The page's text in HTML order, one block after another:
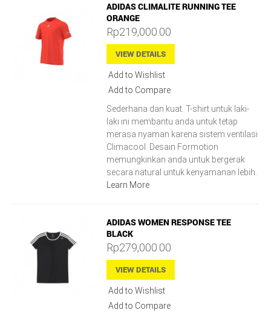
ADIDAS CLIMALITE RUNNING TEE
ORANGE
Rp219,000.00
VIEW DETAILS
Add to Wishlist
Add to Compare
Sederhana dan kuat. T-shirt untuk laki-
laki ini membantu anda untuk tetap
merasa nyaman karena sistem ventilasi
Climacool. Desain Formotion
memungkinkan anda untuk bergerak
secara natural untuk kenyamanan lebih.
Learn More
ADIDAS WOMEN RESPONSE TEE
BLACK
Rp279,000.00
VIEW DETAILS
Add to Wishlist
Add to Compare